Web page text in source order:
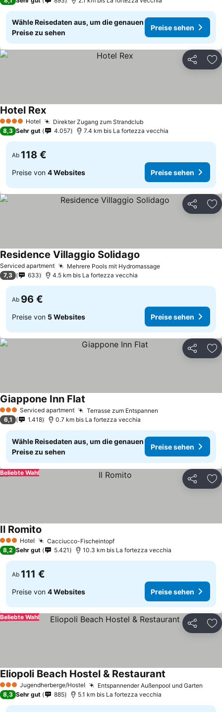
Wähle Reisedaten aus, um die genauen
Preise zu sehen
Preise sehen
Teilen
4 Sterne Hotel Direkter Zugang zum Strandclub
Hotel Rex
8,3 Sehr gut 4.057 7.4 km bis La fortezza vecchia
Ab 118 €
Preise von 4 Websites Preise sehen
Teilen
Serviced apartment Mehrere Pools mit Hydromassage
Residence Villaggio Solidago
7,3 633 4.5 km bis La fortezza vecchia
Ab 96 €
Preise von 5 Websites Preise sehen
Teilen
3 SterneServiced apartment Terrasse zum Entspannen
Giappone Inn Flat
6,1 1.418 0.7 km bis La fortezza vecchia
Wähle Reisedaten aus, um die genauen
Preise zu sehen
Preise sehen
Teilen
Beliebte Wahl
3 SterneHotel Cacciucco-Fischeintopf
Il Romito
8,2 Sehr gut 5.421 10.3 km bis La fortezza vecchia
Ab 111 €
Preise von 4 Websites Preise sehen
Teilen
Beliebte Wahl
3 SterneJugendherberge/Hostel Entspannender Außenpool und Garten
Eliopoli Beach Hostel & Restaurant
8,3 Sehr gut 885 5.1 km bis La fortezza vecchia